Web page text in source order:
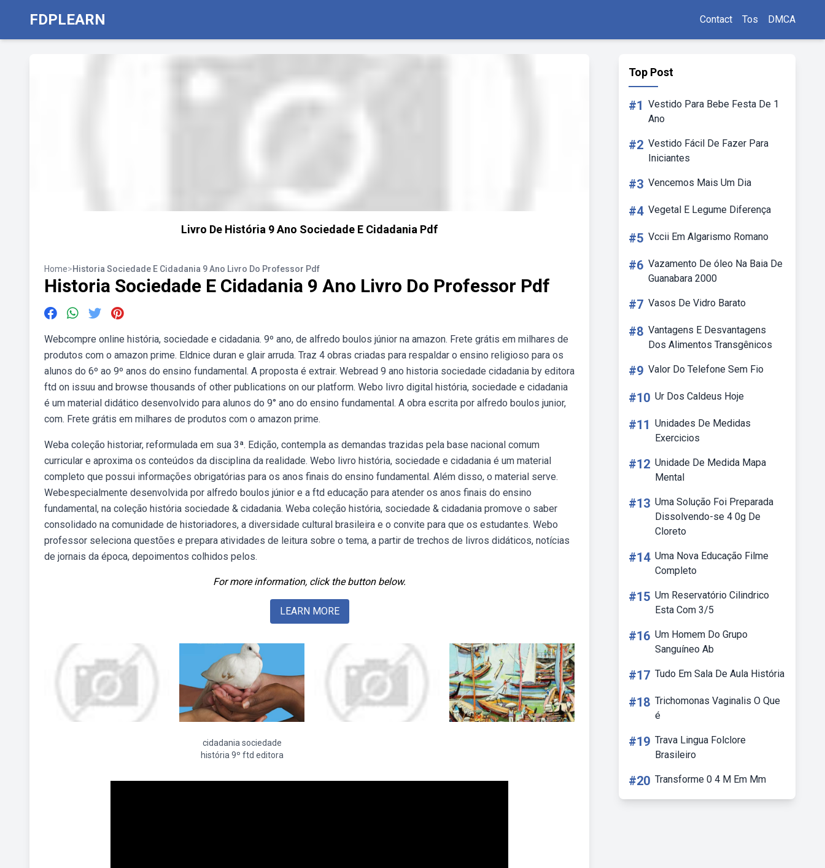
FDPLEARN Contact Tos DMCA
Livro De História 9 Ano Sociedade E Cidadania Pdf
Home>Historia Sociedade E Cidadania 9 Ano Livro Do Professor Pdf
Historia Sociedade E Cidadania 9 Ano Livro Do Professor Pdf
Webcompre online história, sociedade e cidadania. 9º ano, de alfredo boulos júnior na amazon. Frete grátis em milhares de
produtos com o amazon prime. Eldnice duran e glair arruda. Traz 4 obras criadas para respaldar o ensino religioso para os
alunos do 6º ao 9º anos do ensino fundamental. A proposta é extrair. Webread 9 ano historia sociedade cidadania by editora
ftd on issuu and browse thousands of other publications on our platform. Webo livro digital história, sociedade e cidadania
é um material didático desenvolvido para alunos do 9° ano do ensino fundamental. A obra escrita por alfredo boulos junior,
com. Frete grátis em milhares de produtos com o amazon prime.
Weba coleção historiar, reformulada em sua 3ª. Edição, contempla as demandas trazidas pela base nacional comum
curricular e aproxima os conteúdos da disciplina da realidade. Webo livro história, sociedade e cidadania é um material
completo que possui informações obrigatórias para os anos finais do ensino fundamental. Além disso, o material serve.
Webespecialmente desenvolvida por alfredo boulos júnior e a ftd educação para atender os anos finais do ensino
fundamental, na coleção história sociedade & cidadania. Weba coleção história, sociedade & cidadania promove o saber
consolidado na comunidade de historiadores, a diversidade cultural brasileira e o convite para que os estudantes. Webo
professor seleciona questões e prepara atividades de leitura sobre o tema, a partir de trechos de livros didáticos, notícias
de jornais da época, depoimentos colhidos pelos.
For more information, click the button below.
LEARN MORE
cidadania sociedade
história 9º ftd editora
Top Post
#1 Vestido Para Bebe Festa De 1
Ano
#2 Vestido Fácil De Fazer Para
Iniciantes
#3 Vencemos Mais Um Dia
#4 Vegetal E Legume Diferença
#5 Vccii Em Algarismo Romano
#6 Vazamento De óleo Na Baia De
Guanabara 2000
#7 Vasos De Vidro Barato
#8 Vantagens E Desvantagens
Dos Alimentos Transgênicos
#9 Valor Do Telefone Sem Fio
#10 Ur Dos Caldeus Hoje
#11 Unidades De Medidas
Exercicios
#12 Unidade De Medida Mapa
Mental
#13 Uma Solução Foi Preparada
Dissolvendo-se 4 0g De
Cloreto
#14 Uma Nova Educação Filme
Completo
#15 Um Reservatório Cilindrico
Esta Com 3/5
#16 Um Homem Do Grupo
Sanguíneo Ab
#17 Tudo Em Sala De Aula História
#18 Trichomonas Vaginalis O Que
é
#19 Trava Lingua Folclore
Brasileiro
#20 Transforme 0 4 M Em Mm